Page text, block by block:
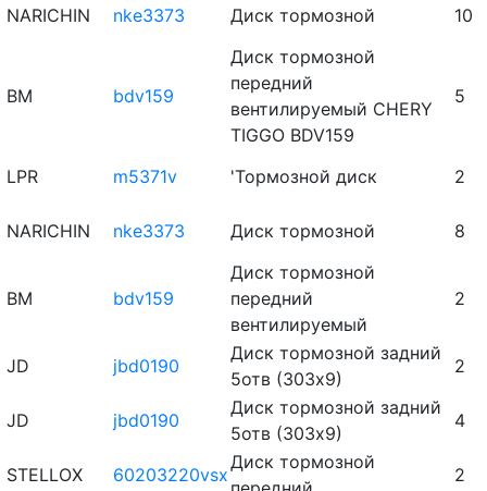
NARICHIN nke3373 Диск тормозной 10
BM bdv159
Диск тормозной
передний
вентилируемый CHERY
TIGGO BDV159
5
LPR m5371v 'Тормозной диск 2
NARICHIN nke3373 Диск тормозной 8
BM bdv159
Диск тормозной
передний
вентилируемый
2
JD jbd0190
Диск тормозной задний
5отв (303х9)
2
JD jbd0190
Диск тормозной задний
5отв (303х9)
4
STELLOX 60203220vsx
Диск тормозной
2